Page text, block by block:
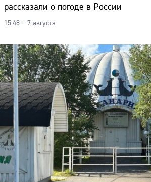
рассказали о погоде в России
15:48 – 7 августа